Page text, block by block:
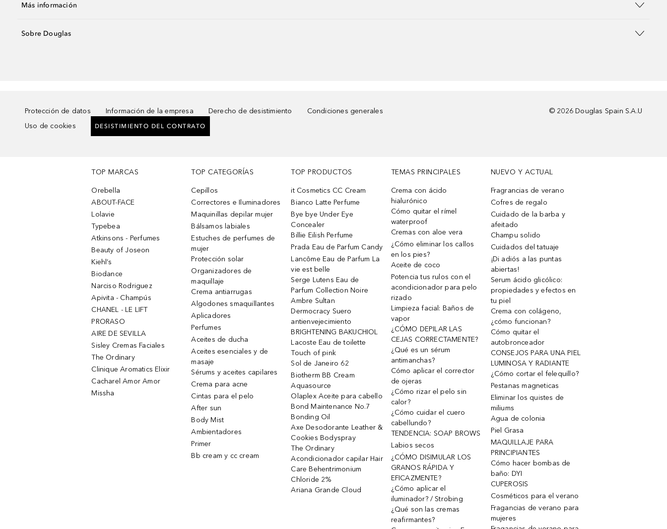
Más información
Sobre Douglas
Protección de datos Información de la empresa Derecho de desistimiento
Condiciones generales
Uso de cookies
DESISTIMIENTO DEL CONTRATO
© 2026 Douglas Spain S.A.U
TOP MARCAS
Orebella
ABOUT-FACE
Lolavie
Typebea
Atkinsons - Perfumes
Beauty of Joseon
Kiehl’s
Biodance
Narciso Rodriguez
Apivita - Champús
CHANEL - LE LIFT
PRORASO
AIRE DE SEVILLA
Sisley Cremas Faciales
The Ordinary
Clinique Aromatics Elixir
Cacharel Amor Amor
Missha
TOP CATEGORÍAS
Cepillos
Correctores e Iluminadores
Maquinillas depilar mujer
Bálsamos labiales
Estuches de perfumes de
mujer
Protección solar
Organizadores de
maquillaje
Crema antiarrugas
Algodones smaquillantes
Aplicadores
Perfumes
Aceites de ducha
Aceites esenciales y de
masaje
Sérums y aceites capilares
Crema para acne
Cintas para el pelo
After sun
Body Mist
Ambientadores
Primer
Bb cream y cc cream
TOP PRODUCTOS
it Cosmetics CC Cream
Bianco Latte Perfume
Bye bye Under Eye
Concealer
Billie Eilish Perfume
Prada Eau de Parfum Candy
Lancôme Eau de Parfum La
vie est belle
Serge Lutens Eau de
Parfum Collection Noire
Ambre Sultan
Dermocracy Suero
antienvejecimiento
BRIGHTENING BAKUCHIOL
Lacoste Eau de toilette
Touch of pink
Sol de Janeiro 62
Biotherm BB Cream
Aquasource
Olaplex Aceite para cabello
Bond Maintenance No.7
Bonding Oil
Axe Desodorante Leather &
Cookies Bodyspray
The Ordinary
Acondicionador capilar Hair
Care Behentrimonium
Chloride 2%
Ariana Grande Cloud
TEMAS PRINCIPALES
Crema con ácido
hialurónico
Cómo quitar el rímel
waterproof
Cremas con aloe vera
¿Cómo eliminar los callos
en los pies?
Aceite de coco
Potencia tus rulos con el
acondicionador para pelo
rizado
Limpieza facial: Baños de
vapor
¿CÓMO DEPILAR LAS
CEJAS CORRECTAMENTE?
¿Qué es un sérum
antimanchas?
Cómo aplicar el corrector
de ojeras
¿Cómo rizar el pelo sin
calor?
¿Cómo cuidar el cuero
cabellundo?
TENDENCIA: SOAP BROWS
Labios secos
¿CÓMO DISIMULAR LOS
GRANOS RÁPIDA Y
EFICAZMENTE?
¿Cómo aplicar el
iluminador? / Strobing
¿Qué son las cremas
reafirmantes?
NUEVO Y ACTUAL
Fragrancias de verano
Cofres de regalo
Cuidado de la barba y
afeitado
Champu solido
Cuidados del tatuaje
¡Di adiós a las puntas
abiertas!
Serum ácido glicólico:
propiedades y efectos en
tu piel
Crema con colágeno,
¿cómo funcionan?
Cómo quitar el
autobronceador
CONSEJOS PARA UNA PIEL
LUMINOSA Y RADIANTE
¿Cómo cortar el felequillo?
Pestanas magneticas
Eliminar los quistes de
miliums
Agua de colonia
Piel Grasa
MAQUILLAJE PARA
PRINCIPIANTES
Cómo hacer bombas de
baño: DYI
CUPEROSIS
Cosméticos para el verano
Fragancias de verano para
mujeres